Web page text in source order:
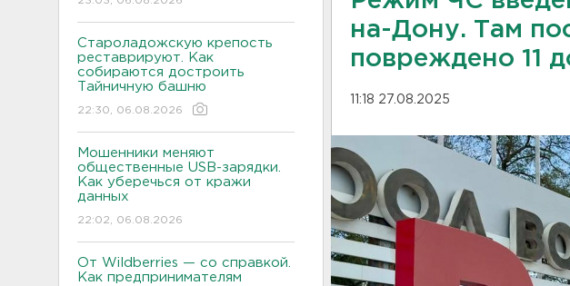
Староладожскую крепость
реставрируют. Как
собираются достроить
Тайничную башню
22:30, 06.08.2026
Мошенники меняют
общественные USB-зарядки.
Как уберечься от кражи
данных
22:02, 06.08.2026
От Wildberries — со справкой.
Как предпринимателям
на-Дону. Там
повреждено 11
11:18 27.08.2025